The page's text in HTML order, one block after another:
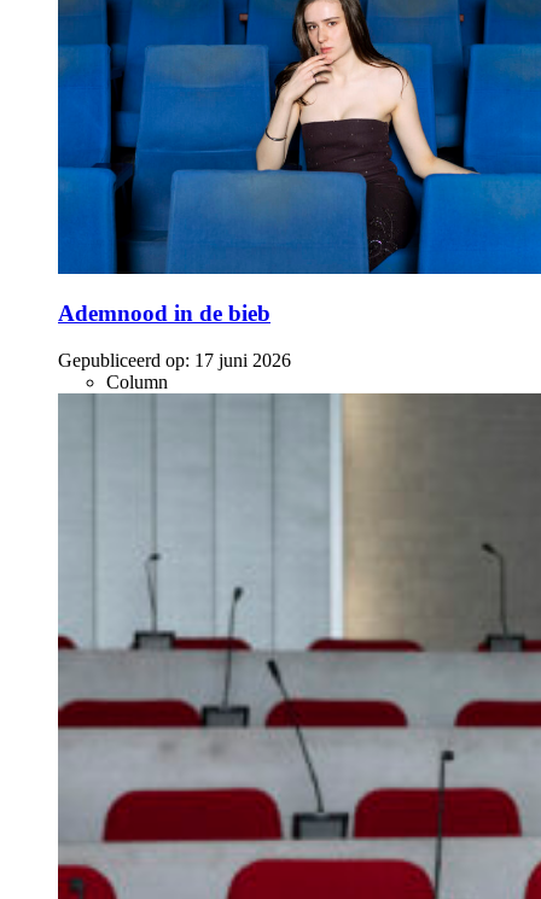
Ademnood in de bieb
Gepubliceerd op: 17 juni 2026
Column